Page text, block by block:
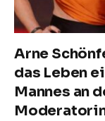
Arne
das Leben
Mannes an